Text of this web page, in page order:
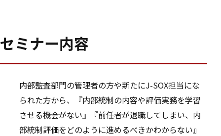
セミナー内容
内部監査部門の管理者の方や新たにJ-SOX担当にな
られた方から、『内部統制の内容や評価実務を学習
させる機会がない』『前任者が退職してしまい、内
部統制評価をどのように進めるべきかわからない』